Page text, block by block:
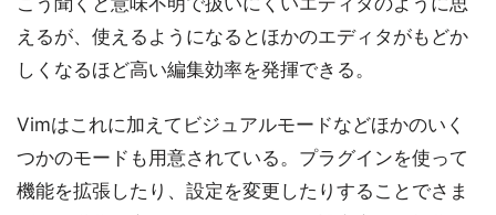
えるが、使えるようになるとほかのエディタがもどか
しくなるほど高い編集効率を発揮できる。
Vimはこれに加えてビジュアルモードなどほかのいく
つかのモードも用意されている。プラグインを使って
機能を拡張したり、設定を変更したりすることでさま